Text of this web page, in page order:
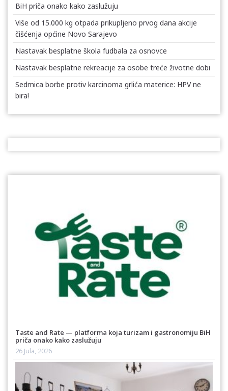
BiH priča onako kako zaslužuju
Više od 15.000 kg otpada prikupljeno prvog dana akcije
čišćenja općine Novo Sarajevo
Nastavak besplatne škola fudbala za osnovce
Nastavak besplatne rekreacije za osobe treće životne dobi
Sedmica borbe protiv karcinoma grlića materice: HPV ne
bira!
Taste and Rate — platforma koja turizam i gastronomiju BiH
priča onako kako zaslužuju
26 Jula, 2026